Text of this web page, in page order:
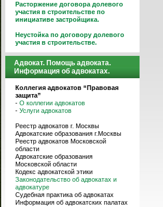
Расторжение договора долевого
участия в строительстве по
инициативе застройщика.
Неустойка по договору долевого
участия в строительстве.
Адвокат. Помощь адвоката.
Информация об адвокатах.
Коллегия адвокатов “Правовая
защита”
- О коллегии адвокатов
- Услуги адвокатов
Реестр адвокатов г. Москвы
Адвокатские образования г.Москвы
Реестр адвокатов Московской
области
Адвокатские образования
Московской области
Кодекс адвокатской этики
Законодательство об адвокатах и
адвокатуре
Судебная практика об адвокатах
Информация об адвокатских палатах